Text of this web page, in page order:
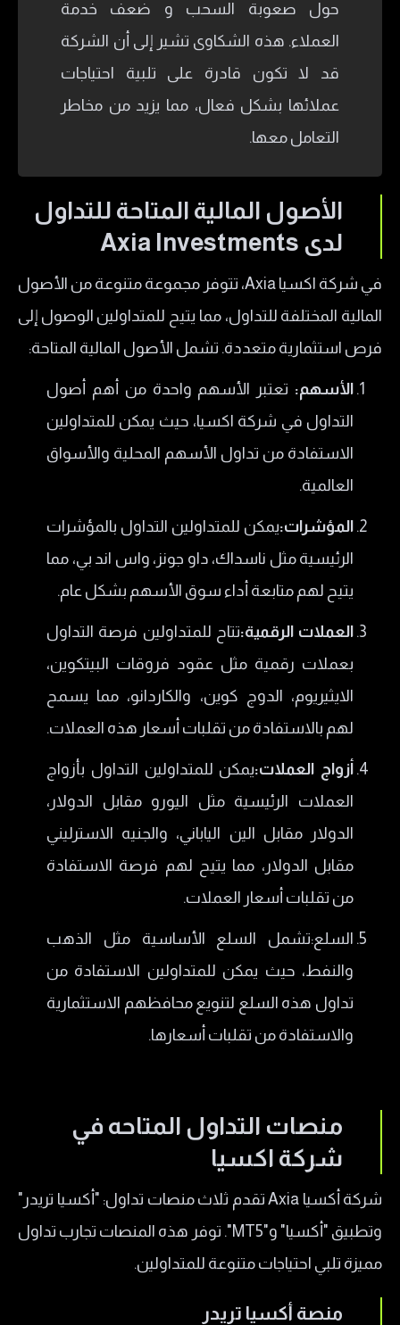
حول صعوبة السحب و ضعف خدمة
العملاء. هذه الشكاوى تشير إلى أن الشركة
قد لا تكون قادرة على تلبية احتياجات
عملائها بشكل فعال، مما يزيد من مخاطر
التعامل معها.
الأصول المالية المتاحة للتداول
لدى Axia Investments
في شركة اكسيا Axia، تتوفر مجموعة متنوعة من الأصول
المالية المختلفة للتداول، مما يتيح للمتداولين الوصول إلى
فرص استثمارية متعددة. تشمل الأصول المالية المتاحة:
الأسهم: تعتبر الأسهم واحدة من أهم أصول
التداول في شركة اكسيا، حيث يمكن للمتداولين
الاستفادة من تداول الأسهم المحلية والأسواق
العالمية.
المؤشرات:يمكن للمتداولين التداول بالمؤشرات
الرئيسية مثل ناسداك، داو جونز، واس اند بي، مما
يتيح لهم متابعة أداء سوق الأسهم بشكل عام.
العملات الرقمية:تتاح للمتداولين فرصة التداول
بعملات رقمية مثل عقود فروقات البيتكوين،
الايثيريوم، الدوج كوين، والكاردانو، مما يسمح
لهم بالاستفادة من تقلبات أسعار هذه العملات.
أزواج العملات:يمكن للمتداولين التداول بأزواج
العملات الرئيسية مثل اليورو مقابل الدولار،
الدولار مقابل الين الياباني، والجنيه الاسترليني
مقابل الدولار، مما يتيح لهم فرصة الاستفادة
من تقلبات أسعار العملات.
السلع:تشمل السلع الأساسية مثل الذهب
والنفط، حيث يمكن للمتداولين الاستفادة من
تداول هذه السلع لتنويع محافظهم الاستثمارية
والاستفادة من تقلبات أسعارها.
منصات التداول المتاحه في
شركة اكسيا
شركة أكسيا Axia تقدم ثلاث منصات تداول: "أكسيا تريدر"
وتطبيق "أكسيا" و"MT5". توفر هذه المنصات تجارب تداول
مميزة تلبي احتياجات متنوعة للمتداولين.
منصة أكسيا تريدر